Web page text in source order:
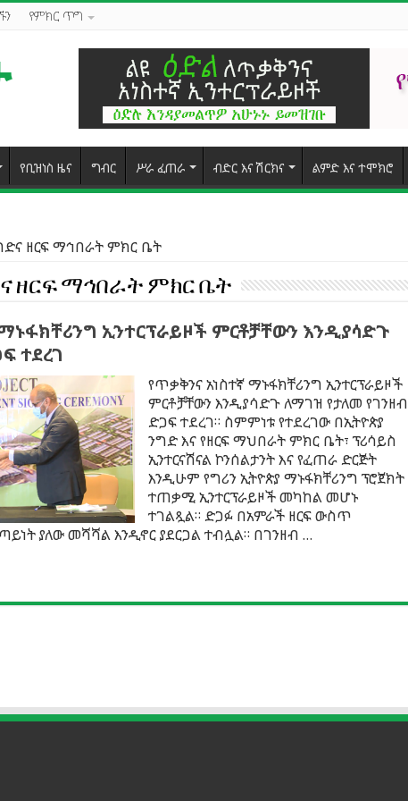
የምክር ጥግ
የቢዝነስ ዜና ግብር ሥራ ፈጠራ ብድር እና ሽርክና ልምድ እና ተሞክሮ
ዘርፍ ማኅበራት ምክር ቤት
ዘርፍ ማኅበራት ምክር ቤት
ኢንተርፕራይዞች ምርቶቻቸውን እንዲያሳድጉ
ተደረገ
የጥቃቅንና አነስተኛ ማኑፋክቸሪንግ ኢንተርፕራይዞች
ምርቶቻቸውን እንዲያሳድጉ ለማገዝ የታለመ የገንዘብ
ድጋፍ ተደረገ። ስምምነቱ የተደረገው በኢትዮጵያ
ንግድ እና የዘርፍ ማህበራት ምክር ቤት፣ ፕሪሳይስ
ኢንተርናሽናል ኮንሰልታንት እና የፈጠራ ድርጅት
እንዲሁም የግሪን ኢትዮጵያ ማኑፋክቸሪንግ ፕሮጀክት
ተጠቃሚ ኢንተርፕራይዞች መካከል መሆኑ
ተገልጿል። ድጋፉ በአምራች ዘርፍ ውስጥ
ያለው መሻሻል እንዲኖር ያደርጋል ተብሏል። በገንዘብ …